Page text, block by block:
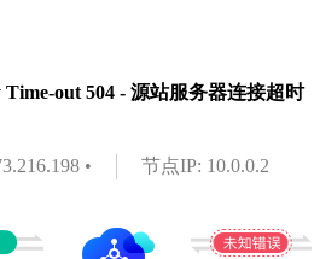
Time-out 504 - 源站服务器连接超时
• 节点IP: 10.0.0.2